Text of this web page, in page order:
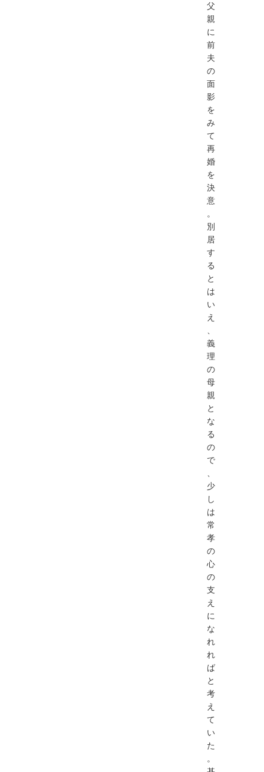
父
親
に
前
夫
の
面
影
を
み
て
再
婚
を
決
意
。
別
居
す
る
と
は
い
え
、
義
理
の
母
親
と
な
る
の
で
、
少
し
は
常
孝
の
心
の
支
え
に
な
れ
れ
ば
と
考
え
て
い
た
。